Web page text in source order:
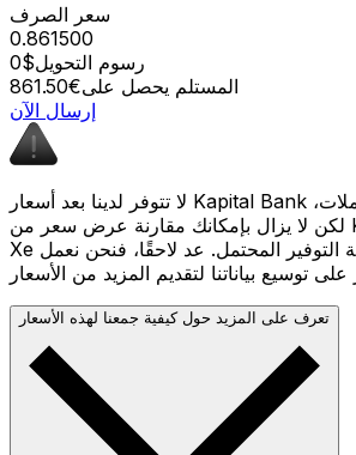
سعر الصرف
0.861500
رسوم التحويل$0
المستلم يحصل على€861.50
إرسال الآن
لا تتوفر لدينا بعد أسعار Kapital Bank لهذا الزوج من العملات،
لكن لا يزال بإمكانك مقارنة عرض سعر من Kapital Bank بسعر
Xe المباشر لمعرفة التوفير المحتمل. عد لاحقًا، فنحن نعمل
تعرف على المزيد حول كيفية جمعنا لهذه الأسعار